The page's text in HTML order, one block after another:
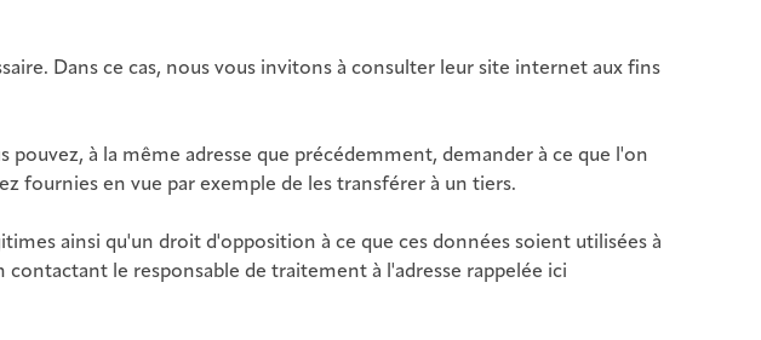
Dans ce cas, nous vous invitons à consulter leur site internet aux fins
à la même adresse que précédemment, demander à ce que l'on
fournies en vue par exemple de les transférer à un tiers.
ainsi qu'un droit d'opposition à ce que ces données soient utilisées à
le responsable de traitement à l'adresse rappelée ici